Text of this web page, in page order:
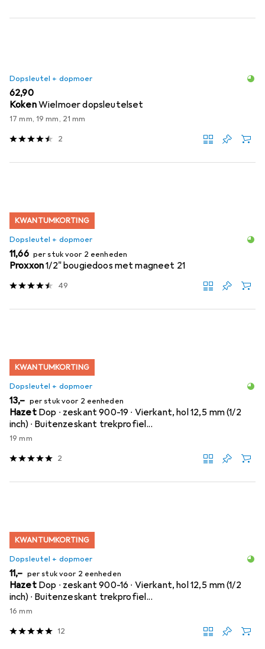
Dopsleutel + dopmoer
EUR
62,90
KokenWielmoer dopsleutelset
17 mm, 19 mm, 21 mm
2
KWANTUMKORTING
Dopsleutel + dopmoer
EUR
11,66 per stuk voor 2 eenheden
Proxxon1/2" bougiedoos met magneet 21
49
KWANTUMKORTING
Dopsleutel + dopmoer
EUR
13,– per stuk voor 2 eenheden
Hazet Dop ∙ zeskant 900-19 ∙ Vierkant, hol 12,5 mm (1/2
inch) ∙ Buitenzeskant trekprofiel...
19 mm
2
KWANTUMKORTING
Dopsleutel + dopmoer
EUR
11,– per stuk voor 2 eenheden
Hazet Dop ∙ zeskant 900-16 ∙ Vierkant, hol 12,5 mm (1/2
inch) ∙ Buitenzeskant trekprofiel...
16 mm
12